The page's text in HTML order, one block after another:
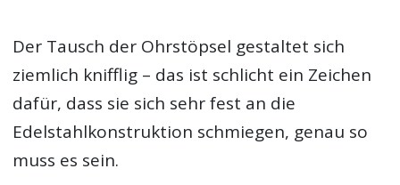
Der Tausch der Ohrstöpsel gestaltet sich
ziemlich knifflig – das ist schlicht ein Zeichen
dafür, dass sie sich sehr fest an die
Edelstahlkonstruktion schmiegen, genau so
muss es sein.